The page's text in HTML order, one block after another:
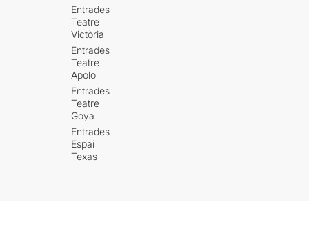
Entrades
Teatre
Victòria
Entrades
Teatre
Apolo
Entrades
Teatre
Goya
Entrades
Espai
Texas